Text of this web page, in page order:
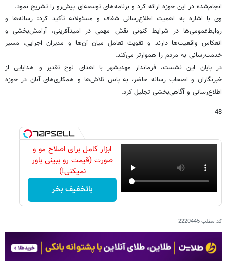
انجام‌شده در این حوزه ارائه کرد و برنامه‌های توسعه‌ای پیش‌رو را تشریح نمود.
وی با اشاره به اهمیت اطلاع‌رسانی شفاف و مسئولانه تأکید کرد: رسانه‌ها و
روابط‌عمومی‌ها در شرایط کنونی نقش مهمی در امیدآفرینی، آرامش‌بخشی و
انعکاس واقعیت‌ها دارند و تقویت تعامل میان آن‌ها و مدیران اجرایی، مسیر
خدمت‌رسانی به مردم را هموارتر می‌کند.
در پایان این نشست، فرماندار مهدیشهر با اهدای لوح تقدیر و هدایایی از
خبرنگاران و اصحاب رسانه حاضر، به پاس تلاش‌ها و همکاری‌های آنان در حوزه
اطلاع‌رسانی و آگاهی‌بخشی تجلیل کرد.
48
ابزار کامل برای اصلاح مو و
صورت (قیمت رو ببینی باور
نمیکنی!)
باتخفیف بخر
کد مطلب2220445